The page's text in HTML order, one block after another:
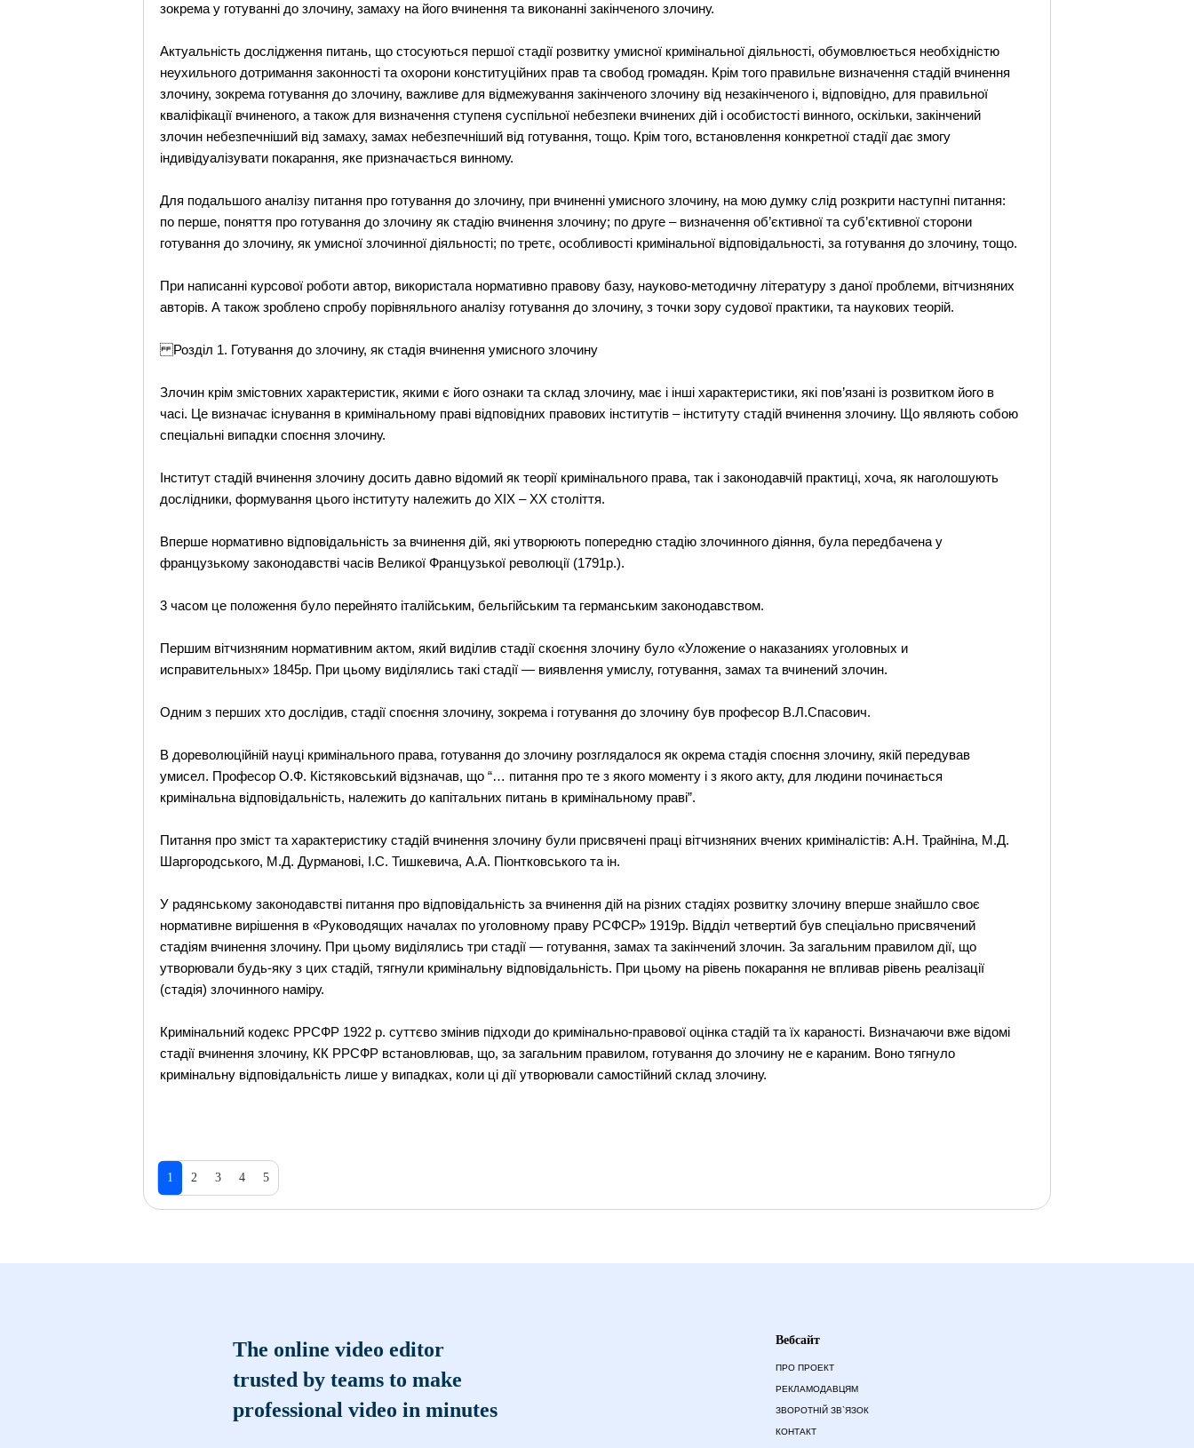
зокрема у готуванні до злочину, замаху на його вчинення та виконанні закінченого злочину.
Актуальність дослідження питань, що стосуються першої стадії розвитку умисної кримінальної діяльності, обумовлюється необхідністю
неухильного дотримання законності та охорони конституційних прав та свобод громадян. Крім того правильне визначення стадій вчинення
злочину, зокрема готування до злочину, важливе для відмежування закінченого злочину від незакінченого і, відповідно, для правильної
кваліфікації вчиненого, а також для визначення ступеня суспільної небезпеки вчинених дій і особистості винного, оскільки, закінчений
злочин небезпечніший від замаху, замах небезпечніший від готування, тощо. Крім того, встановлення конкретної стадії дає змогу
індивідуалізувати покарання, яке призначається винному.
Для подальшого аналізу питання про готування до злочину, при вчиненні умисного злочину, на мою думку слід розкрити наступні питання:
по перше, поняття про готування до злочину як стадію вчинення злочину; по друге – визначення об’єктивної та суб’єктивної сторони
готування до злочину, як умисної злочинної діяльності; по третє, особливості кримінальної відповідальності, за готування до злочину, тощо.
При написанні курсової роботи автор, використала нормативно правову базу, науково-методичну літературу з даної проблеми, вітчизняних
авторів. А також зроблено спробу порівняльного аналізу готування до злочину, з точки зору судової практики, та наукових теорій.
Розділ 1. Готування до злочину, як стадія вчинення умисного злочину
Злочин крім змістовних характеристик, якими є його ознаки та склад злочину, має і інші характеристики, які пов’язані із розвитком його в
часі. Це визначає існування в кримінальному праві відповідних правових інститутів – інституту стадій вчинення злочину. Що являють собою
спеціальні випадки споєння злочину.
Інститут стадій вчинення злочину досить давно відомий як теорії кримінального права, так і законодавчій практиці, хоча, як наголошують
дослідники, формування цього інституту належить до ХІХ – ХХ століття.
Вперше нормативно відповідальність за вчинення дій, які утворюють попередню стадію злочинного діяння, була передбачена у
французькому законодавстві часів Великої Французької революції (1791р.).
3 часом це положення було перейнято італійським, бельгійським та германським законодавством.
Першим вітчизняним нормативним актом, який виділив стадії скоєння злочину було «Уложение о наказаниях уголовных и
исправительных» 1845р. При цьому виділялись такі стадії — виявлення умислу, готування, замах та вчинений злочин.
Одним з перших хто дослідив, стадії споєння злочину, зокрема і готування до злочину був професор В.Л.Спасович.
В дореволюційній науці кримінального права, готування до злочину розглядалося як окрема стадія споєння злочину, якій передував
умисел. Професор О.Ф. Кістяковський відзначав, що “… питання про те з якого моменту і з якого акту, для людини починається
кримінальна відповідальність, належить до капітальних питань в кримінальному праві”.
Питання про зміст та характеристику стадій вчинення злочину були присвячені праці вітчизняних вчених криміналістів: А.Н. Трайніна, М.Д.
Шаргородського, М.Д. Дурманові, І.С. Тишкевича, А.А. Піонтковського та ін.
У радянському законодавстві питання про відповідальність за вчинення дій на різних стадіях розвитку злочину вперше знайшло своє
нормативне вирішення в «Руководящих началах по уголовному праву РСФСР» 1919р. Відділ четвертий був спеціально присвячений
стадіям вчинення злочину. При цьому виділялись три стадії — готування, замах та закінчений злочин. За загальним правилом дії, що
утворювали будь-яку з цих стадій, тягнули кримінальну відповідальність. При цьому на рівень покарання не впливав рівень реалізації
(стадія) злочинного наміру.
Кримінальний кодекс РРСФР 1922 р. суттєво змінив підходи до кримінально-правової оцінка стадій та їх караності. Визначаючи вже відомі
стадії вчинення злочину, КК РРСФР встановлював, що, за загальним правилом, готування до злочину не е караним. Воно тягнуло
кримінальну відповідальність лише у випадках, коли ці дії утворювали самостійний склад злочину.
1 2 3 4 5
The online video editor
trusted by teams to make
professional video in minutes
Вебсайт
ПРО ПРОЕКТ
РЕКЛАМОДАВЦЯМ
ЗВОРОТНІЙ ЗВ`ЯЗОК
КОНТАКТ